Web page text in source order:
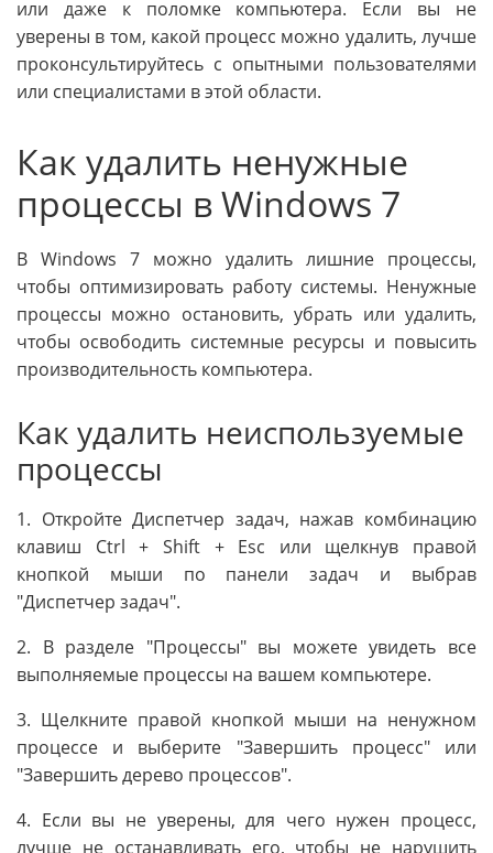
или даже к поломке компьютера. Если вы не
уверены в том, какой процесс можно удалить, лучше
проконсультируйтесь с опытными пользователями
или специалистами в этой области.
Как удалить ненужные
процессы в Windows 7
В Windows 7 можно удалить лишние процессы,
чтобы оптимизировать работу системы. Ненужные
процессы можно остановить, убрать или удалить,
чтобы освободить системные ресурсы и повысить
производительность компьютера.
Как удалить неиспользуемые
процессы
1. Откройте Диспетчер задач, нажав комбинацию
клавиш Ctrl + Shift + Esc или щелкнув правой
кнопкой мыши по панели задач и выбрав
"Диспетчер задач".
2. В разделе "Процессы" вы можете увидеть все
выполняемые процессы на вашем компьютере.
3. Щелкните правой кнопкой мыши на ненужном
процессе и выберите "Завершить процесс" или
"Завершить дерево процессов".
4. Если вы не уверены, для чего нужен процесс,
лучше не останавливать его, чтобы не нарушить